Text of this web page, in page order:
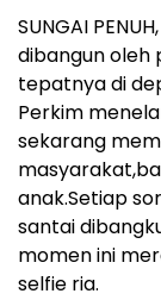
SUNGAI
dibangun oleh
tepatnya di
Perkim
sekarang
anak.Setiap
santai
momen ini
selfie ria.